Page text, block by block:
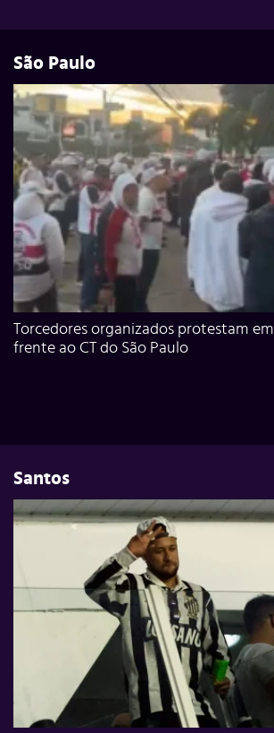
São Paulo
Torcedores organizados protestam em
frente ao CT do São Paulo
Santos